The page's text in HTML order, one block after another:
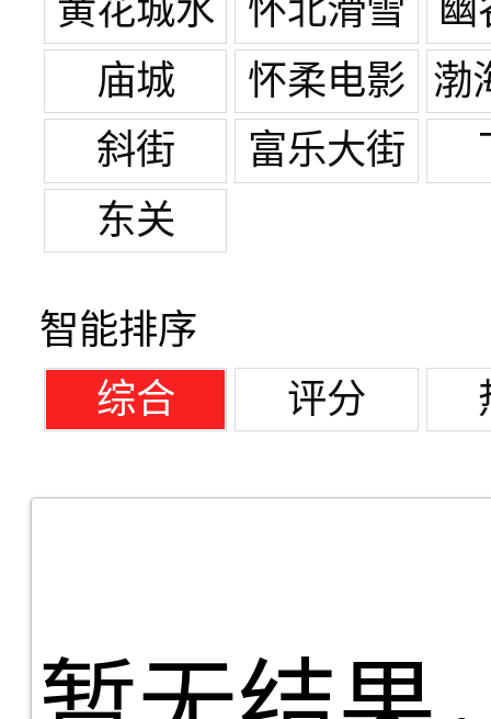
区
黄花城水
长城
怀北滑雪
场
幽
庙城
怀柔电影
旅游拍摄
基地
渤
斜街 富乐大街
东关
智能排序
综合
评分